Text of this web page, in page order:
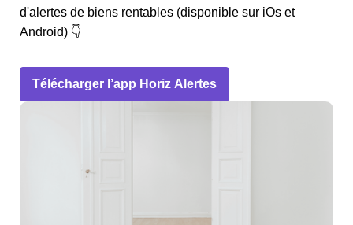
d'alertes de biens rentables (disponible sur iOs et
Android) 👇
Télécharger l’app Horiz Alertes